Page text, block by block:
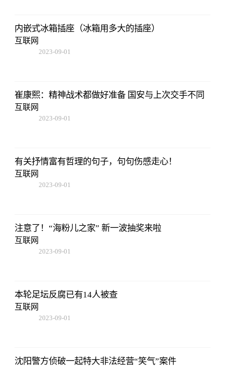
内嵌式冰箱插座（冰箱用多大的插座）
互联网
2023-09-01
崔康熙：精神战术都做好准备 国安与上次交手不同
互联网
2023-09-01
有关抒情富有哲理的句子，句句伤感走心！
互联网
2023-09-01
注意了！“海粉儿之家” 新一波抽奖来啦
互联网
2023-09-01
本轮足坛反腐已有14人被查
互联网
2023-09-01
沈阳警方侦破一起特大非法经营“笑气”案件